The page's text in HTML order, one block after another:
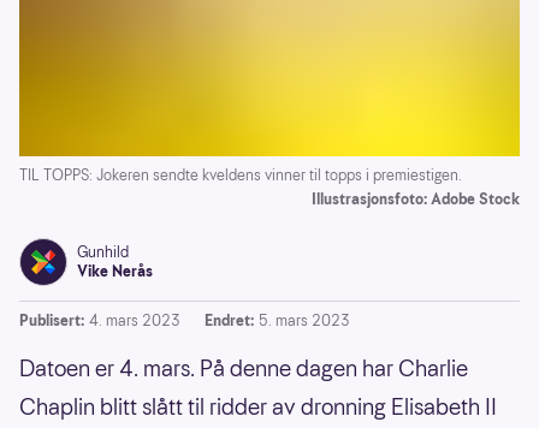
TIL TOPPS: Jokeren sendte kveldens vinner til topps i premiestigen.
Illustrasjonsfoto: Adobe Stock
Gunhild
Vike Nerås
Publisert: 4. mars 2023 Endret: 5. mars 2023
Datoen er 4. mars. På denne dagen har Charlie
Chaplin blitt slått til ridder av dronning Elisabeth II